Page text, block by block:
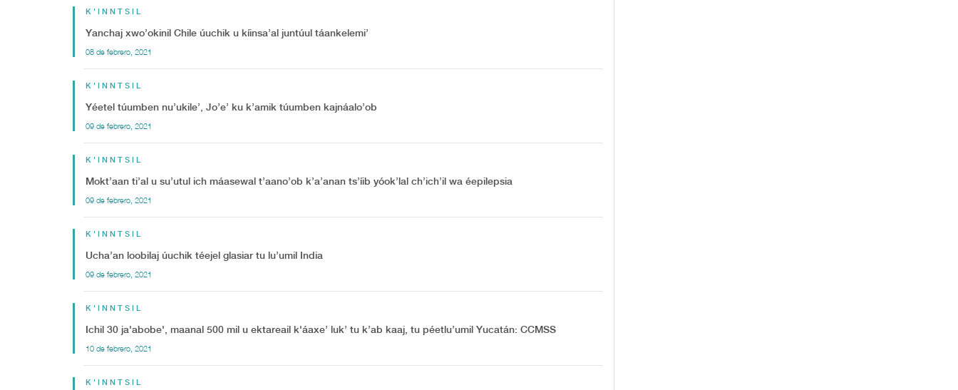
K'INNTSIL
Yanchaj xwo’okinil Chile úuchik u kíinsa’al juntúul táankelemi’
08 de febrero, 2021
K'INNTSIL
Yéetel túumben nu’ukile’, Jo’e’ ku k’amik túumben kajnáalo’ob
09 de febrero, 2021
K'INNTSIL
Mokt’aan ti’al u su’utul ich máasewal t’aano’ob k’a’anan ts’íib yóok’lal ch’ich’il wa éepilepsia
09 de febrero, 2021
K'INNTSIL
Ucha’an loobilaj úuchik téejel glasiar tu lu’umil India
09 de febrero, 2021
K'INNTSIL
Ichil 30 ja'abobe', maanal 500 mil u ektareail k'áaxe’ luk’ tu k’ab kaaj, tu péetlu’umil Yucatán: CCMSS
10 de febrero, 2021
K'INNTSIL